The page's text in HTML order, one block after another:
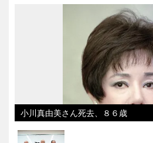
小川真由美さん死去、８６歳